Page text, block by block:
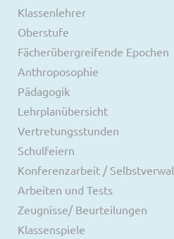
Klassenlehrer
Oberstufe
Fächerübergreifende Epochen
Anthroposophie
Pädagogik
Lehrplanübersicht
Vertretungsstunden
Schulfeiern
Konferenzarbeit /
Arbeiten und Tests
Zeugnisse/ Beurteilungen
Klassenspiele